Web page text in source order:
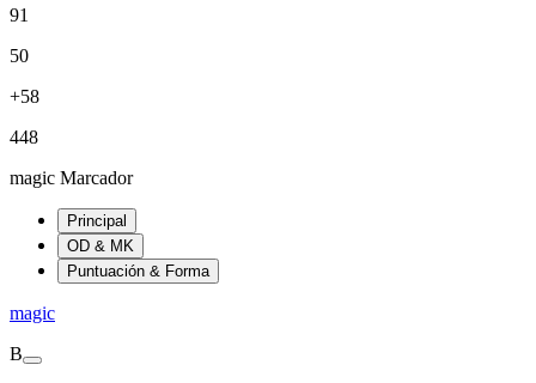
91
50
+58
448
magic Marcador
Principal
OD & MK
Puntuación & Forma
magic
B